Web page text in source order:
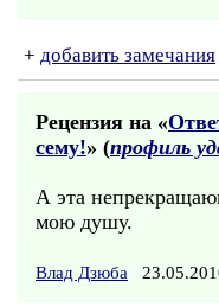
+ добавить замечания
Рецензия на «
сему!» (профиль
А эта
мою душу.
Влад Дзюба